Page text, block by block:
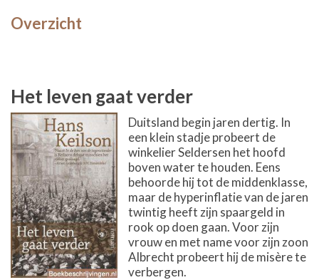
Overzicht
Het leven gaat verder
Duitsland begin jaren dertig. In
een klein stadje probeert de
winkelier Seldersen het hoofd
boven water te houden. Eens
behoorde hij tot de middenklasse,
maar de hyperinflatie van de jaren
twintig heeft zijn spaargeld in
rook op doen gaan. Voor zijn
vrouw en met name voor zijn zoon
Albrecht probeert hij de misère te
verbergen.